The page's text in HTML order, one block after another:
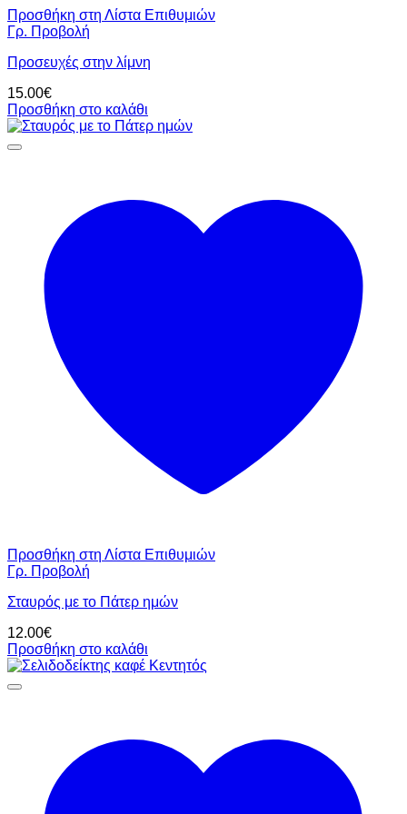
Προσθήκη στη Λίστα Επιθυμιών
Γρ. Προβολή
Προσευχές στην λίμνη
15.00€
Προσθήκη στο καλάθι
Προσθήκη στη Λίστα Επιθυμιών
Γρ. Προβολή
Σταυρός με το Πάτερ ημών
12.00€
Προσθήκη στο καλάθι